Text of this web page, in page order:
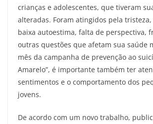
crianças e adolescentes, que tiveram
alteradas. Foram atingidos pela
baixa autoestima, falta de perspectiva,
outras questões que afetam sua saúde
mês da campanha de prevenção ao
Amarelo”, é importante também ter
sentimentos e o comportamento dos
jovens.
De acordo com um novo trabalho,